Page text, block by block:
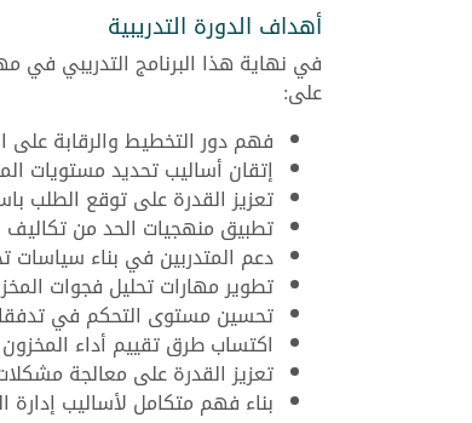
أهداف الدورة التدريبية
في نهاية هذا البرنامج التدريبي في
على:
فهم دور التخطيط والرقابة
إتقان أساليب تحديد مستويات
تعزيز القدرة على توقع الطلب
تطبيق منهجيات الحد من تكاليف
دعم المتدربين في بناء سياسات
تطوير مهارات تحليل فجوات
تحسين مستوى التحكم في
اكتساب طرق تقييم أداء
تعزيز القدرة على معالجة
بناء فهم متكامل لأساليب إدارة